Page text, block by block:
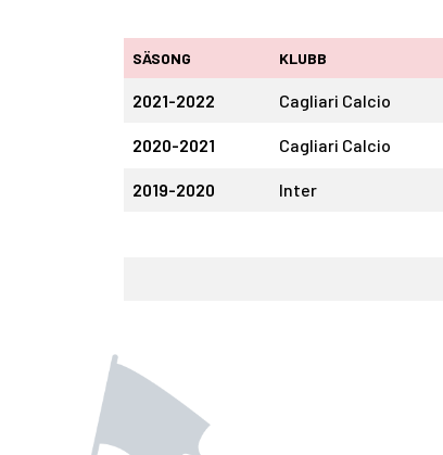
SÄSONG KLUBB
2021-2022 Cagliari Calcio
2020-2021 Cagliari Calcio
2019-2020 Inter